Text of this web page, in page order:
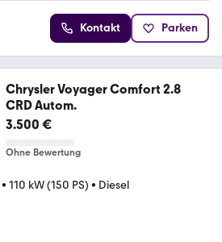
Kontakt Parken
Chrysler Voyager Comfort 2.8
CRD Autom.
3.500 €
Ohne Bewertung
• 110 kW (150 PS) • Diesel